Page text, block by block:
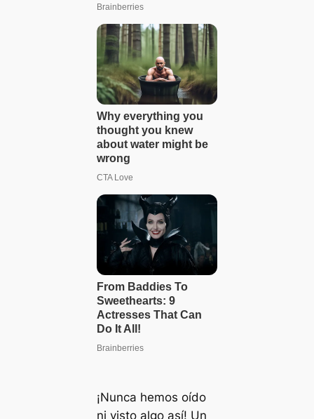
¡Nunca hemos oído
ni visto algo así! Un